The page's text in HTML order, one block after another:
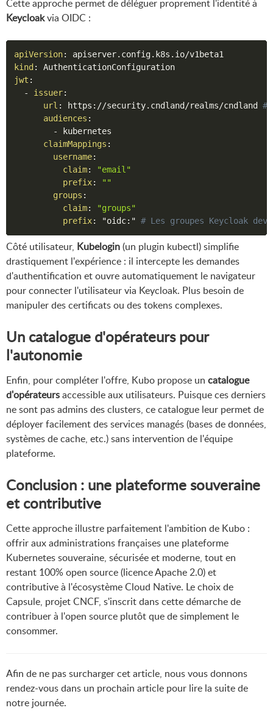
Cette approche permet de déléguer proprement l'identité à
Keycloakvia OIDC :
apiVersion:
kind :
jwt :
-
issuer:
url : https : //security.cndland/realms/cndland #
audiences :
-
kubernetes
claimMappings :
username:
claim:
"email"
prefix:
""
groups :
claim:
"groups"
prefix: "oidc: " # Les groupes Keycloak
Côté utilisateur, Kubelogin(un plugin kubectl) simplifie
drastiquement l'expérience : il intercepte les demandes
d'authentification et ouvre automatiquement le navigateur
pour connecter l'utilisateur via Keycloak. Plus besoin de
manipuler des certificats ou des tokens complexes.
Un catalogue d'opérateurs pour
l'autonomie
Enfin, pour compléter l'offre, Kubo propose un catalogue
d'opérateursaccessible aux utilisateurs. Puisque ces derniers
ne sont pas admins des clusters, ce catalogue leur permet de
déployer facilement des services managés (bases de données,
systèmes de cache, etc.) sans intervention de l'équipe
plateforme.
Conclusion : une plateforme souveraine
et contributive
Cette approche illustre parfaitement l'ambition de Kubo :
offrir aux administrations françaises une plateforme
Kubernetes souveraine, sécurisée et moderne, tout en
restant 100% open source (licence Apache 2.0) et
contributive à l'écosystème Cloud Native. Le choix de
Capsule, projet CNCF, s'inscrit dans cette démarche de
contribuer à l'open source plutôt que de simplement le
consommer.
Afin de ne pas surcharger cet article, nous vous donnons
rendez-vous dans un prochain article pour lire la suite de
notre journée.